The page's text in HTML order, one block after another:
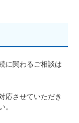
に関わるご相談は
応させていただき
。